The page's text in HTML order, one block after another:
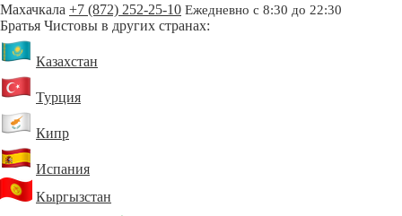
Махачкала +7 (872) 252-25-10 Ежедневно с 8:30 до 22:30
Братья Чистовы в других странах:
Казахстан
Турция
Кипр
Испания
Кыргызстан